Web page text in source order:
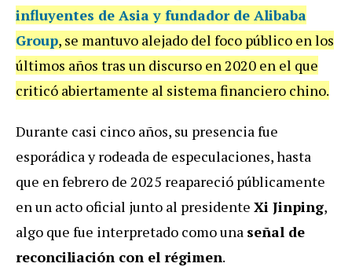
influyentes de Asia y fundador de Alibaba
Group, se mantuvo alejado del foco público en los
últimos años tras un discurso en 2020 en el que
criticó abiertamente al sistema financiero chino.
Durante casi cinco años, su presencia fue
esporádica y rodeada de especulaciones, hasta
que en febrero de 2025 reapareció públicamente
en un acto oficial junto al presidente Xi Jinping,
algo que fue interpretado como una señal de
reconciliación con el régimen.